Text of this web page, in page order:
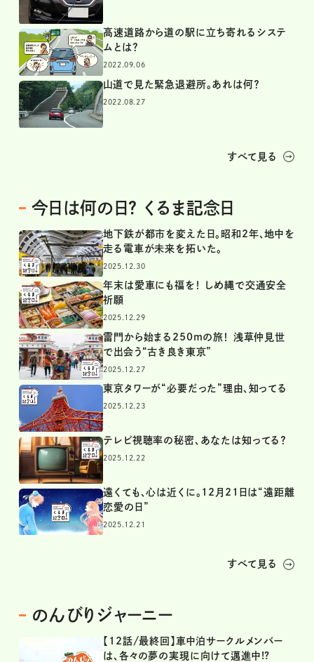
高速道路から道の駅に立ち寄れるシステ
ムとは？
2022.09.06
山道で見た緊急退避所。あれは何？
2022.08.27
すべて見る
今日は何の日？ くるま記念日
地下鉄が都市を変えた日。昭和2年、地中を
走る電車が未来を拓いた。
2025.12.30
年末は愛車にも福を！ しめ縄で交通安全
祈願
2025.12.29
雷門から始まる250mの旅！ 浅草仲見世
で出会う“古き良き東京”
2025.12.27
東京タワーが“必要だった”理由、知ってる
2025.12.23
テレビ視聴率の秘密、あなたは知ってる？
2025.12.22
遠くても、心は近くに。12月21日は“遠距離
恋愛の日”
2025.12.21
すべて見る
のんびりジャーニー
【12話/最終回】車中泊サークルメンバー
は、各々の夢の実現に向けて邁進中!?